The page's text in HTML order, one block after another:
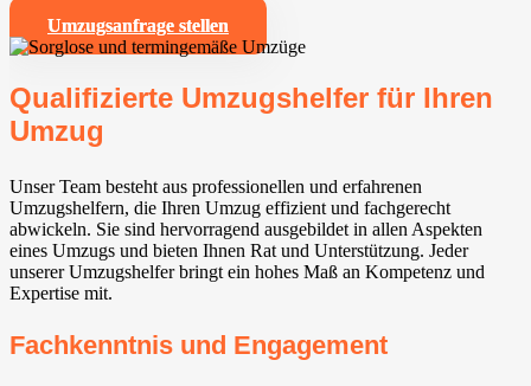
Umzugsanfrage stellen
Qualifizierte Umzugshelfer für Ihren
Umzug
Unser Team besteht aus professionellen und erfahrenen
Umzugshelfern, die Ihren Umzug effizient und fachgerecht
abwickeln. Sie sind hervorragend ausgebildet in allen Aspekten
eines Umzugs und bieten Ihnen Rat und Unterstützung. Jeder
unserer Umzugshelfer bringt ein hohes Maß an Kompetenz und
Expertise mit.
Fachkenntnis und Engagement